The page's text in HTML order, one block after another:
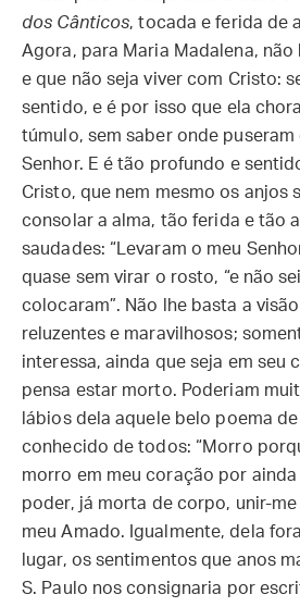
dos Cânticos, tocada e ferida de
Agora, para Maria Madalena, não
e que não seja viver com Cristo:
sentido, e é por isso que ela
túmulo, sem saber onde puseram
Senhor. E é tão profundo e
Cristo, que nem mesmo os anjos
consolar a alma, tão ferida e tão
saudades: “Levaram o meu
quase sem virar o rosto, “e não
colocaram”. Não lhe basta a
reluzentes e maravilhosos;
interessa, ainda que seja em seu
pensa estar morto. Poderiam
lábios dela aquele belo poema de
conhecido de todos: “Morro
morro em meu coração por ainda
poder, já morta de corpo, unir-
meu Amado. Igualmente, dela
lugar, os sentimentos que anos
S. Paulo nos consignaria por